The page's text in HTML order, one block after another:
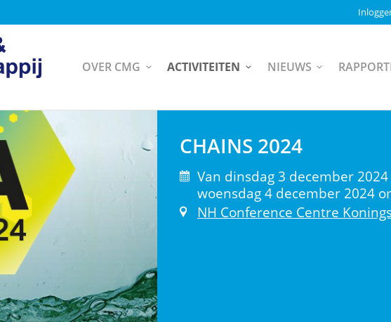
OVER CMG ACTIVITEITEN NIEUWS
CHAINS 2024
Van dinsdag 3 december
woensdag 4 december 2024
NH Conference Centre